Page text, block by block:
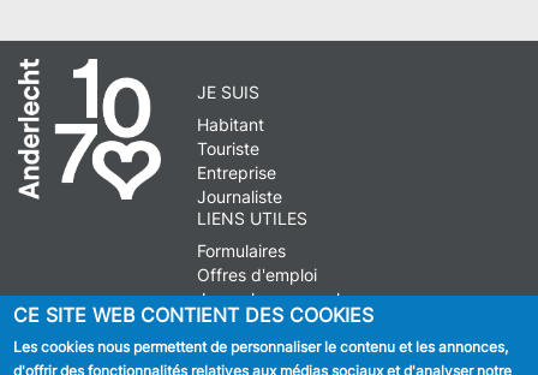
JE SUIS
Habitant
Touriste
Entreprise
Journaliste
LIENS UTILES
Formulaires
Offres d'emploi
Journal communal
Stationnement
CE SITE WEB CONTIENT DES COOKIES
Les cookies nous permettent de personnaliser le contenu et les annonces,
d'offrir des fonctionnalités relatives aux médias sociaux et d'analyser notre